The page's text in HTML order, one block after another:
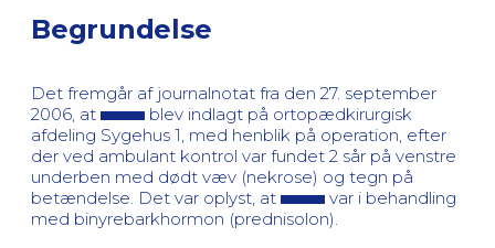
Begrundelse
Det fremgår af journalnotat fra den 27. september
2006, at
blev indlagt på ortopædkirurgisk
afdeling Sygehus 1, med henblik på operation, efter
der ved ambulant kontrol var fundet 2 sår på venstre
underben med dødt væv (nekrose) og tegn på
betændelse. Det var oplyst, at
var i behandling
med binyrebarkhormon (prednisolon).